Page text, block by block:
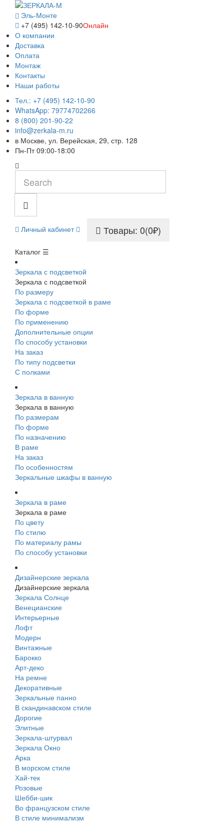
Эль-Монте
+7 (495) 142-10-90Онлайн
О компании
Доставка
Оплата
Монтаж
Контакты
Наши работы
Тел.: +7 (495) 142-10-90
WhatsApp: 79774702266
8 (800) 201-90-22
info@zerkala-m.ru
в Москве, ул. Верейская, 29, стр. 128
Пн-Пт 09:00-18:00
Личный кабинет Товары: 0(0₽)
Каталог ☰
Зеркала с подсветкой
Зеркала с подсветкой
По размеру
Зеркала с подсветкой в раме
По форме
По применению
Дополнительные опции
По способу установки
На заказ
По типу подсветки
С полками
Зеркала в ванную
Зеркала в ванную
По размерам
По форме
По назначению
В раме
На заказ
По особенностям
Зеркальные шкафы в ванную
Зеркала в раме
Зеркала в раме
По цвету
По стилю
По материалу рамы
По способу установки
Дизайнерские зеркала
Дизайнерские зеркала
Зеркала Солнце
Венецианские
Интерьерные
Лофт
Модерн
Винтажные
Барокко
Арт-деко
На ремне
Декоративные
Зеркальные панно
В скандинавском стиле
Дорогие
Элитные
Зеркала-штурвал
Зеркала Окно
Арка
В морском стиле
Хай-тек
Розовые
Шебби-шик
Во французском стиле
В стиле минимализм